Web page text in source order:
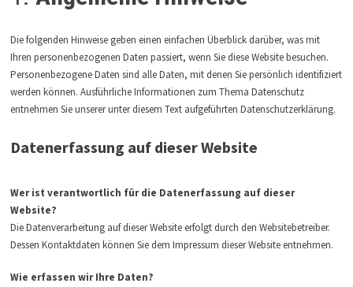
Die folgenden Hinweise geben einen einfachen Überblick darüber, was mit
Ihren personenbezogenen Daten passiert, wenn Sie diese Website besuchen.
Personenbezogene Daten sind alle Daten, mit denen Sie persönlich identifiziert
werden können. Ausführliche Informationen zum Thema Datenschutz
entnehmen Sie unserer unter diesem Text aufgeführten Datenschutzerklärung.
Datenerfassung auf dieser Website
Wer ist verantwortlich für die Datenerfassung auf dieser
Website?
Die Datenverarbeitung auf dieser Website erfolgt durch den Websitebetreiber.
Dessen Kontaktdaten können Sie dem Impressum dieser Website entnehmen.
Wie erfassen wir Ihre Daten?